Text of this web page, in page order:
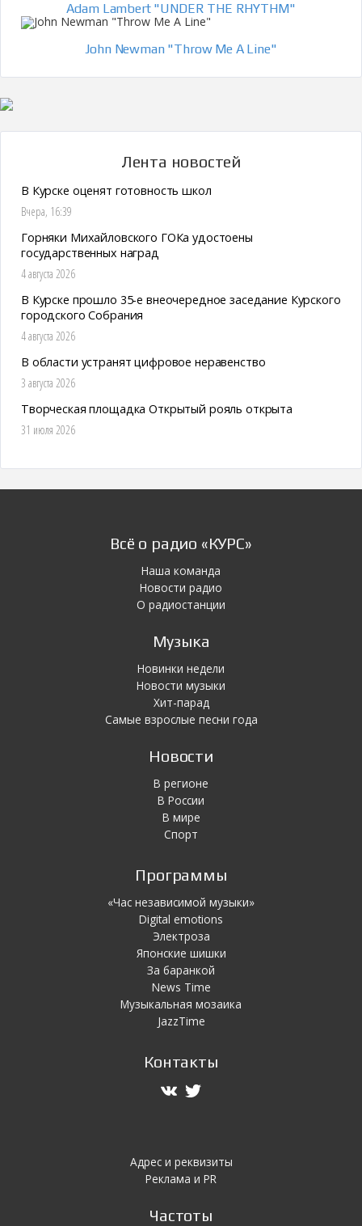
Adam Lambert "UNDER THE RHYTHM"
John Newman "Throw Me A Line"
Лента новостей
В Курске оценят готовность школ
Вчера, 16:39
Горняки Михайловского ГОКа удостоены
государственных наград
4 августа 2026
В Курске прошло 35-е внеочередное заседание Курского
городского Собрания
4 августа 2026
В области устранят цифровое неравенство
3 августа 2026
Творческая площадка Открытый рояль открыта
31 июля 2026
Всё о радио «КУРС»
Наша команда
Новости радио
О радиостанции
Музыка
Новинки недели
Новости музыки
Хит-парад
Самые взрослые песни года
Новости
В регионе
В России
В мире
Спорт
Программы
«Час независимой музыки»
Digital emotions
Электроза
Японскиe шишки
За баранкой
News Time
Музыкальная мозаика
JazzTime
Контакты
Адрес и реквизиты
Реклама и PR
Частоты